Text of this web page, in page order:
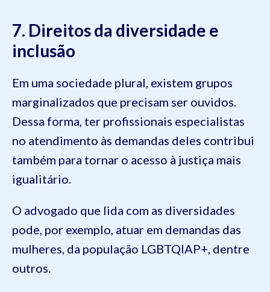
7. Direitos da diversidade e
inclusão
Em uma sociedade plural, existem grupos
marginalizados que precisam ser ouvidos.
Dessa forma, ter profissionais especialistas
no atendimento às demandas deles contribui
também para tornar o acesso à justiça mais
igualitário.
O advogado que lida com as diversidades
pode, por exemplo, atuar em demandas das
mulheres, da população LGBTQIAP+, dentre
outros.